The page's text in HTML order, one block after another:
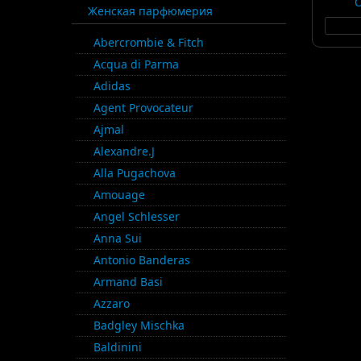
Женская парфюмерия
Abercrombie & Fitch
Acqua di Parma
Adidas
Agent Provocateur
Ajmal
Alexandre.J
Alla Pugachova
Amouage
Angel Schlesser
Anna Sui
Antonio Banderas
Armand Basi
Azzaro
Badgley Mischka
Baldinini